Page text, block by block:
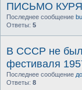
ПИСЬМО
Последнее сообщение
Ответы: 5
В СССР не
фестиваля
Последнее сообщение
Ответы: 8